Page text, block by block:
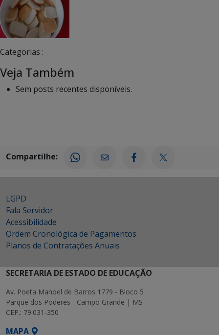
Categorias :
Veja Também
Sem posts recentes disponíveis.
Compartilhe:
LGPD
Fala Servidor
Acessibilidade
Ordem Cronológica de Pagamentos
Planos de Contratações Anuais
SECRETARIA DE ESTADO DE EDUCAÇÃO
Av. Poeta Manoel de Barros 1779 - Bloco 5
Parque dos Poderes - Campo Grande | MS
CEP.: 79.031-350
MAPA